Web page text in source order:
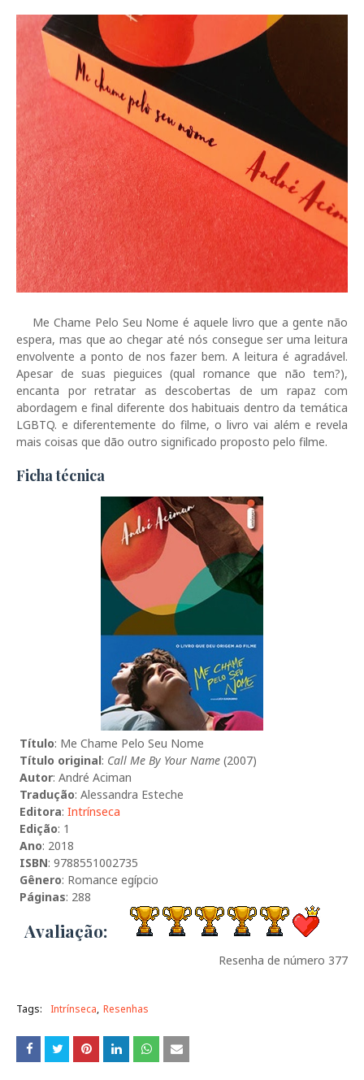
Me Chame Pelo Seu Nome é aquele livro que a gente não
espera, mas que ao chegar até nós consegue ser uma leitura
envolvente a ponto de nos fazer bem. A leitura é agradável.
Apesar de suas pieguices (qual romance que não tem?),
encanta por retratar as descobertas de um rapaz com
abordagem e final diferente dos habituais dentro da temática
LGBTQ. e diferentemente do filme, o livro vai além e revela
mais coisas que dão outro significado proposto pelo filme.
Ficha técnica
Título: Me Chame Pelo Seu Nome
Título original: Call Me By Your Name (2007)
Autor: André Aciman
Tradução: Alessandra Esteche
Editora: Intrínseca
Edição: 1
Ano: 2018
ISBN: 9788551002735
Gênero: Romance egípcio
Páginas: 288
Avaliação:
Resenha de número 377
Tags: Intrínseca Resenhas